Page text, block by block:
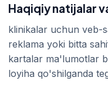
Haqiqiy natijalar
klinikalar uchun veb-
reklama yoki bitta
kartalar ma'lumotlar
loyiha qo'shilganda